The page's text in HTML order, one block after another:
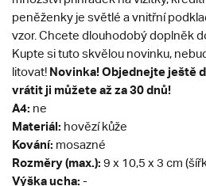
peněženky je světlé a vnitřní
vzor. Chcete dlouhodobý doplněk
Kupte si tuto skvělou novinku,
litovat! Novinka!Objednejte ještě
vrátit ji můžete až za 30 dnů!
A4: ne
Materiál: hovězí kůže
Kování: mosazné
Rozměry (max.): 9 x 10,5 x 3 cm
Výška ucha: -